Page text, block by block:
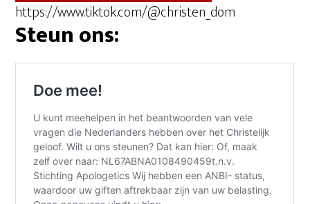
https://www.tiktok.com/@christen_dom
Steun ons: